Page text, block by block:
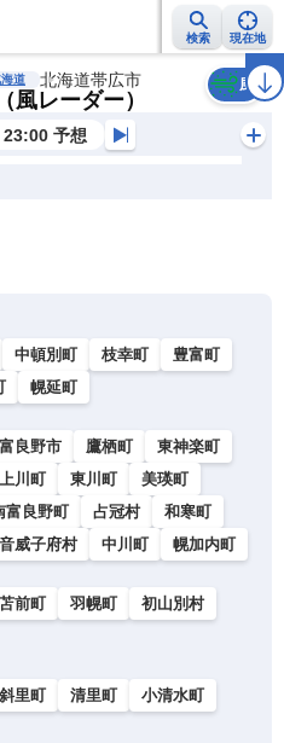
検索 現在地
報 警報・注意報 2週間天気 ラ
道 北海道帯広市
風レーダー）
風
予想
中頓別町 枝幸町
豊富町
幌延町
富良野市 鷹栖町
東神楽町
上川町 東川町
美瑛町
富良野町 占冠村
和寒町
音威子府村 中川町 幌加内町
苫前町 羽幌町
初山別村
斜里町 清里町
小清水町